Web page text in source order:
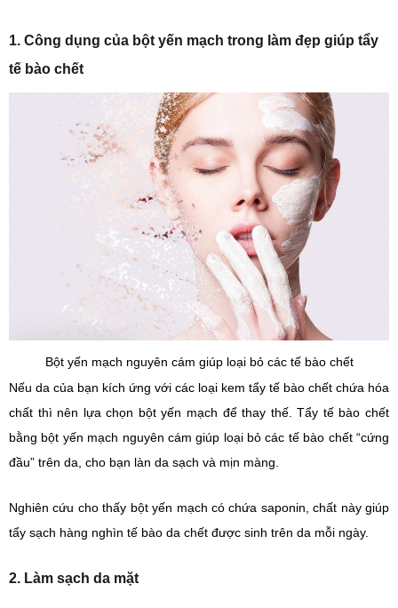
1. Công dụng của bột yến mạch trong làm đẹp giúp tẩy
tế bào chết
Bột yến mạch nguyên cám giúp loại bỏ các tế bào chết
Nếu da của bạn kích ứng với các loại kem tẩy tế bào chết chứa hóa
chất thì nên lựa chọn bột yến mạch để thay thế. Tẩy tế bào chết
bằng bột yến mạch nguyên cám giúp loại bỏ các tế bào chết “cứng
đầu” trên da, cho bạn làn da sạch và mịn màng.
Nghiên cứu cho thấy bột yến mạch có chứa saponin, chất này giúp
tẩy sạch hàng nghìn tế bào da chết được sinh trên da mỗi ngày.
2. Làm sạch da mặt